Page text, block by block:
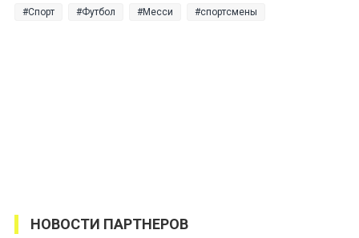
Спорт Футбол Месси спортсмены
НОВОСТИ ПАРТНЕРОВ